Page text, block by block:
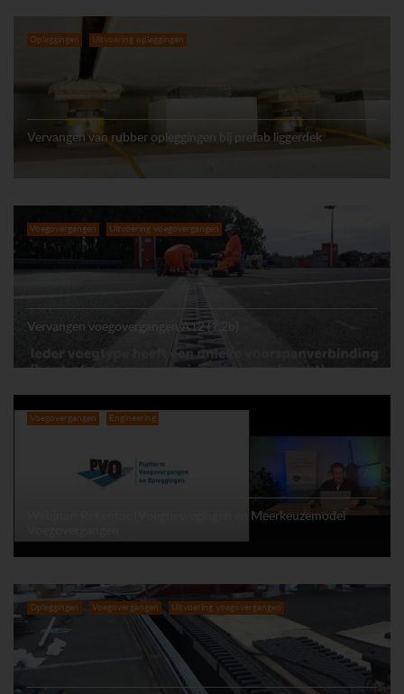
Opleggingen Uitvoering opleggingen
Vervangen van rubber opleggingen bij prefab liggerdek
Voegovergangen Uitvoering voegovergangen
Vervangen voegovergangen A12 (1.2b)
Voegovergangen Engineering
Webinar: Rekentool Voegbewegingen en Meerkeuzemodel
Opleggingen Voegovergangen Uitvoering voegovergangen